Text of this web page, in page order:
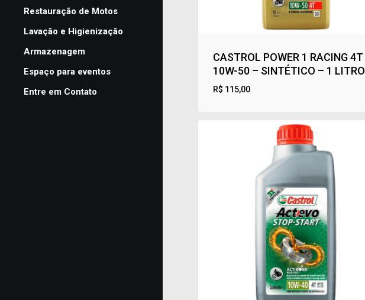
Restauração de Motos
Lavação e Higienização
Armazenagem
Espaço para eventos
Entre em Contato
CASTROL POWER 1 RACING 4T
10W-50 – SINTÉTICO – 1 LITRO
R$ 115,00